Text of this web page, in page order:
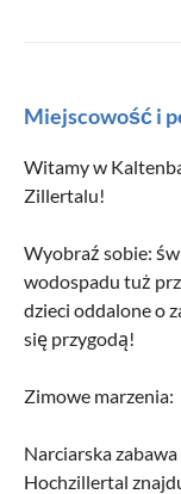
Miejscowość i
Witamy w
Zillertalu!
Wyobraź sobie:
wodospadu tuż
dzieci oddalone o
się przygodą!
Zimowe marzenia:
Narciarska
Hochzillertal